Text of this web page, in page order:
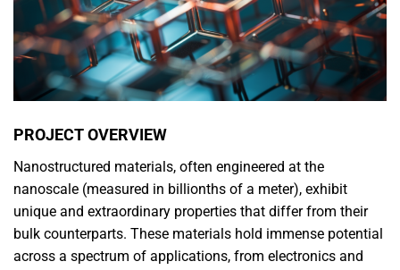
PROJECT OVERVIEW
Nanostructured materials, often engineered at the
nanoscale (measured in billionths of a meter), exhibit
unique and extraordinary properties that differ from their
bulk counterparts. These materials hold immense potential
across a spectrum of applications, from electronics and